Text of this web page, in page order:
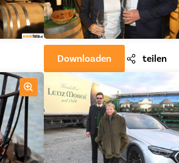
Downloaden teilen